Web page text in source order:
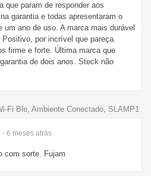
que param de responder aos
garantia e todas apresentaram o
ano de uso. A marca mais durável
por incrível que pareça.
firme e forte. Última marca que
de dois anos. Steck não
Fi Ble, Ambiente Conectado, SLAMP1
- 6 meses atrás
com sorte. Fujam